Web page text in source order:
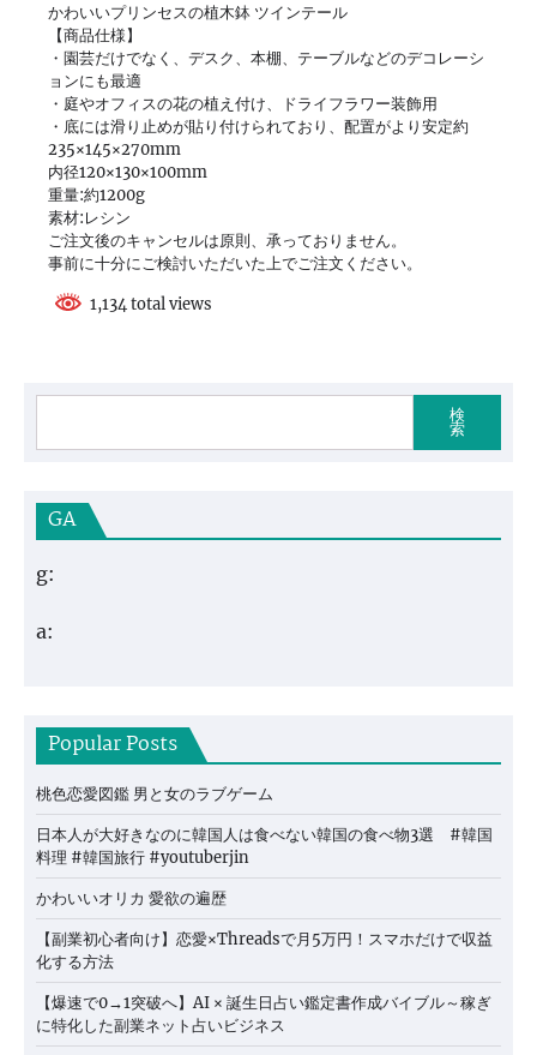
かわいいプリンセスの植木鉢 ツインテール
【商品仕様】
・園芸だけでなく、デスク、本棚、テーブルなどのデコレーシ
ョンにも最適
・庭やオフィスの花の植え付け、ドライフラワー装飾用
・底には滑り止めが貼り付けられており、配置がより安定約
235×145×270mm
内径120×130×100mm
重量:約1200g
素材:レシン
ご注文後のキャンセルは原則、承っておりません。
事前に十分にご検討いただいた上でご注文ください。
1,134 total views
検
索
GA
g:
a:
Popular Posts
桃色恋愛図鑑 男と女のラブゲーム
日本人が大好きなのに韓国人は食べない韓国の食べ物3選 #韓国
料理 #韓国旅行 #youtuberjin
かわいいオリカ 愛欲の遍歴
【副業初心者向け】恋愛×Threadsで月5万円！スマホだけで収益
化する方法
【爆速で0→1突破へ】AI × 誕生日占い鑑定書作成バイブル～稼ぎ
に特化した副業ネット占いビジネス